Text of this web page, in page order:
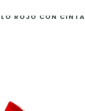
ROJO CON CINTA